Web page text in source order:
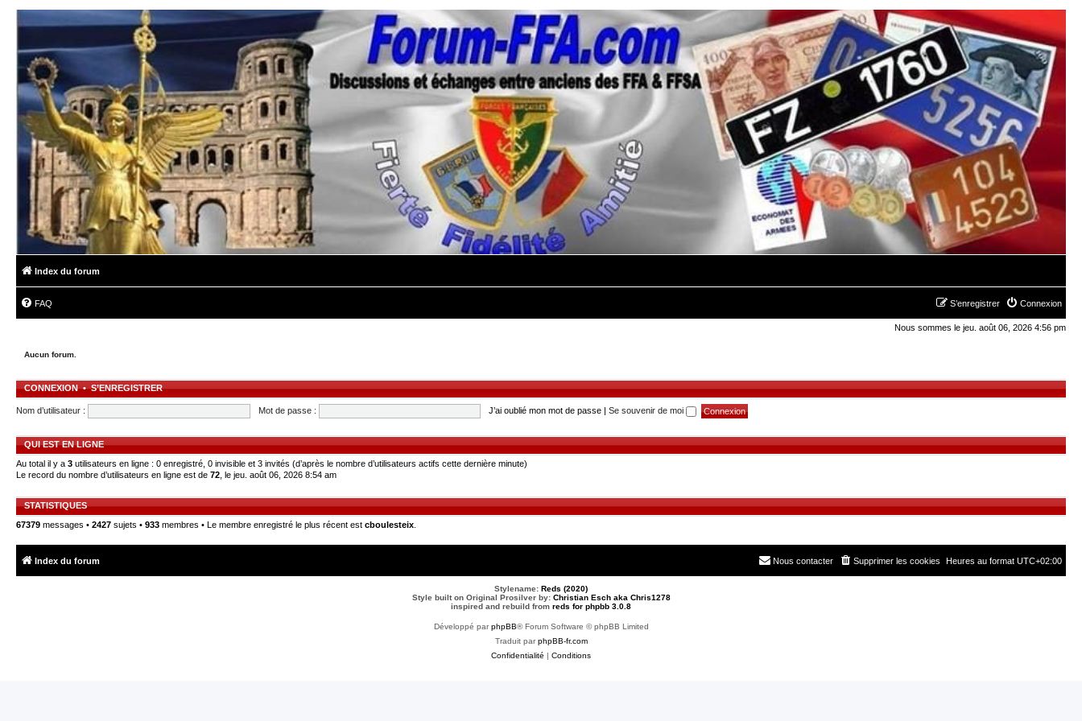
Index du forum
FAQ Connexion
S’enregistrer
Nous sommes le jeu. août 06, 2026 4:56 pm
Aucun forum.
CONNEXION•S’ENREGISTRER
Nom d’utilisateur : Mot de passe : J’ai oublié mon mot de passe Se souvenir de moi
QUI EST EN LIGNE
Au total il y a 3 utilisateurs en ligne : 0 enregistré, 0 invisible et 3 invités (d’après le nombre d’utilisateurs actifs cette dernière minute)
Le record du nombre d’utilisateurs en ligne est de 72 , le jeu. août 06, 2026 8:54 am
STATISTIQUES
67379 messages • 2427 sujets • 933 membres • Le membre enregistré le plus récent est cboulesteix
Index du forum Heures au format UTC+02:00
Supprimer les cookies
Nous contacter
Stylename: Reds (2020)
Style built on Original Prosilver by: Christian Esch aka Chris1278
inspired and rebuild from reds for phpbb 3.0.8
Développé parphpBB® Forum Software © phpBB Limited
Traduit parphpBB-fr.com
Confidentialité | Conditions